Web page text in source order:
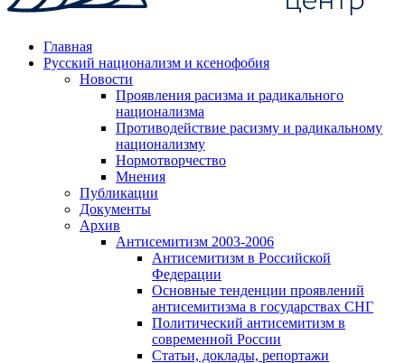
Главная
Русский национализм и ксенофобия
Новости
Проявления расизма и радикального
национализма
Противодействие расизму и радикальному
национализму
Нормотворчество
Мнения
Публикации
Документы
Архив
Антисемитизм 2003-2006
Антисемитизм в Российской
Федерации
Основные тенденции проявлений
антисемитизма в государствах СНГ
Политический антисемитизм в
современной России
Статьи, доклады, репортажи